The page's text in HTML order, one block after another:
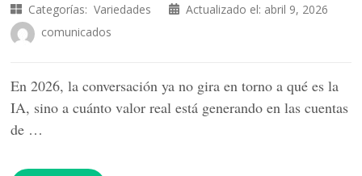
Categorías: Variedades Actualizado el: abril 9, 2026
comunicados
En 2026, la conversación ya no gira en torno a qué es la
IA, sino a cuánto valor real está generando en las cuentas
de …